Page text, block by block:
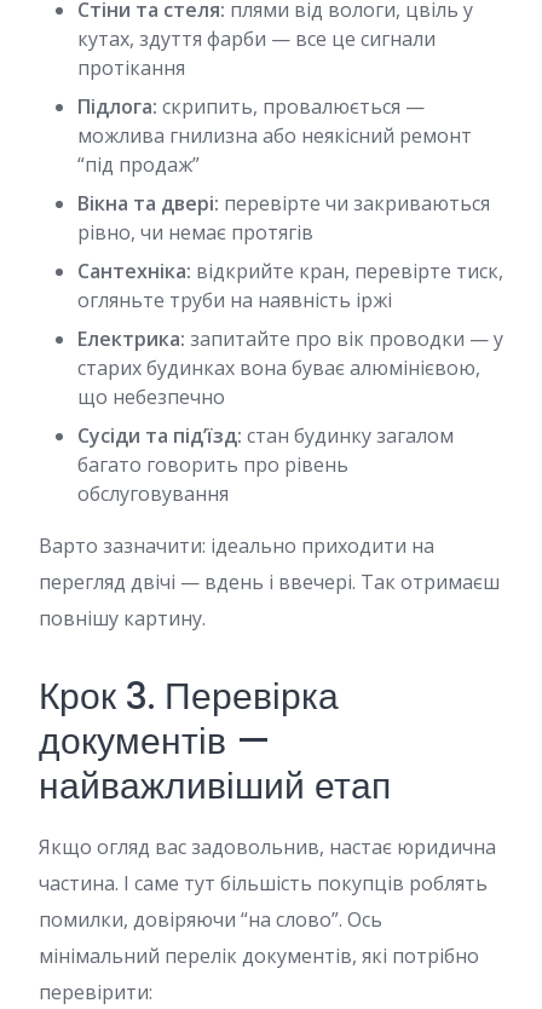
Стіни та стеля: плями від вологи, цвіль у
кутах, здуття фарби — все це сигнали
протікання
Підлога: скрипить, провалюється —
можлива гнилизна або неякісний ремонт
“під продаж”
Вікна та двері: перевірте чи закриваються
рівно, чи немає протягів
Сантехніка: відкрийте кран, перевірте тиск,
огляньте труби на наявність іржі
Електрика: запитайте про вік проводки — у
старих будинках вона буває алюмінієвою,
що небезпечно
Сусіди та під’їзд: стан будинку загалом
багато говорить про рівень
обслуговування
Варто зазначити: ідеально приходити на
перегляд двічі — вдень і ввечері. Так отримаєш
повнішу картину.
Крок 3. Перевірка
документів —
найважливіший етап
Якщо огляд вас задовольнив, настає юридична
частина. І саме тут більшість покупців роблять
помилки, довіряючи “на слово”. Ось
мінімальний перелік документів, які потрібно
перевірити: